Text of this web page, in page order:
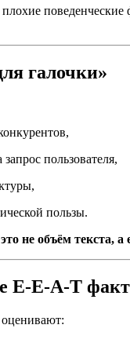
поведенческие
галочки»
пользователя,
пользы.
не объём текста, а
E-E-A-T